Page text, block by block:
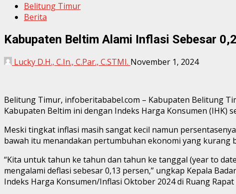
Belitung Timur
Berita
Kabupaten Beltim Alami Inflasi Sebesar
Lucky D.H., C.In., C.Par., C.STMI. November 1, 2024
Belitung Timur, infoberitababel.com – Kabupaten Belitung
Kabupaten Beltim ini dengan Indeks Harga Konsumen (IHK)
Meski tingkat inflasi masih sangat kecil namun
bawah itu menandakan pertumbuhan ekonomi yang kurang
“Kita untuk tahun ke tahun dan tahun ke tanggal (year to
mengalami deflasi sebesar 0,13 persen,” ungkap Kepala
Indeks Harga Konsumen/Inflasi Oktober 2024 di Ruang Rapat